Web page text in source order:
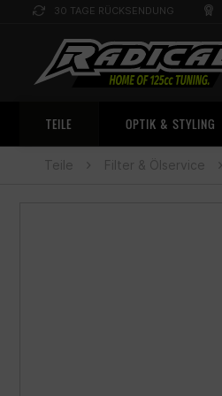
30 TAGE RÜCKSENDUNG
TEILE OPTIK & STYLING
Teile Filter & Ölservice